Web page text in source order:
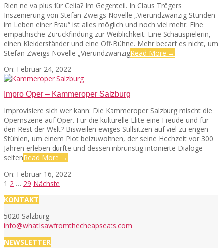
Rien ne va plus für Celia? Im Gegenteil. In Claus Trögers
Inszenierung von Stefan Zweigs Novelle „Vierundzwanzig Stunden
im Leben einer Frau“ ist alles möglich und noch viel mehr. Eine
empathische Zurückfindung zur Weiblichkeit. Eine Schauspielerin,
einen Kleiderständer und eine Off-Bühne. Mehr bedarf es nicht, um
Stefan Zweigs Novelle „VierundzwanzigRead More →
2022-
02-
On: Februar 24, 2022
Impro Oper – Kammeroper Salzburg
Improvisiere sich wer kann: Die Kammeroper Salzburg mischt die
Opernszene auf Oper. Für die kulturelle Elite eine Freude und für
den Rest der Welt? Bisweilen ewiges Stillsitzen auf viel zu engen
Stühlen, um einem Plot beizuwohnen, der seine Hochzeit vor 300
Jahren erleben durfte und dessen inbrünstig intonierte Dialoge
seltenRead More →
2022-
02-
On: Februar 16, 2022
Seitennummerierung
der
Beiträge
1 2 … 29 Nächste
KONTAKT
5020 Salzburg
info@whatIsawfromthecheapseats.com
NEWSLETTER